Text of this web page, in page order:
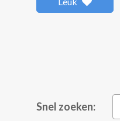
Snel zoeken: